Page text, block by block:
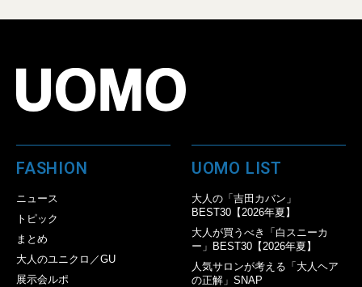
FASHION
ニュース
トピック
まとめ
大人のユニクロ／GU
展示会ルポ
UOMO LIST
大人の「吉田カバン」
BEST30【2026年夏】
大人が買うべき「白スニーカ
ー」BEST30【2026年夏】
人気サロンが考える「大人ヘア
の正解」SNAP